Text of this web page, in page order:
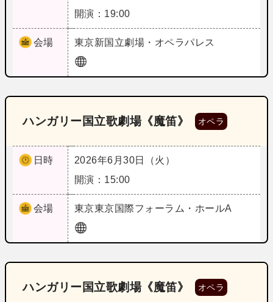
開演：19:00
会場 東京新国立劇場・オペラパレス
ハンガリー国立歌劇場《魔笛》 オペラ
日時
2026年6月30日（火）
開演：15:00
会場 東京東京国際フォーラム・ホールA
ハンガリー国立歌劇場《魔笛》 オペラ